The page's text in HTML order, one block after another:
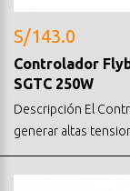
S/143.0
Controlador
SGTC 250W
Descripción El
generar altas